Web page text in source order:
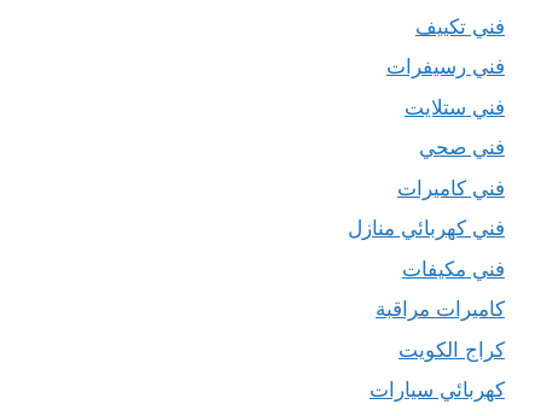
فني تكييف
فني رسيفرات
فني ستلايت
فني صحي
فني كاميرات
فني كهربائي منازل
فني مكيفات
كاميرات مراقبة
كراج الكويت
كهربائي سيارات